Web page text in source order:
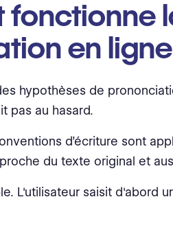
fonctionne
en
hypothèses de
pas au hasard.
d’écriture sont
du texte original et
L'utilisateur saisit d'abord